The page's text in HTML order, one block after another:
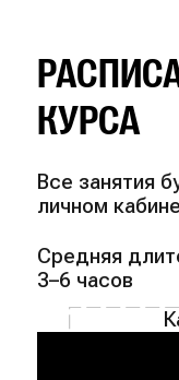
КУРСА
Все занятия
личном
Средняя
3–6 часов